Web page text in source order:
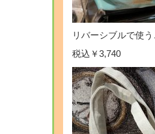
リバーシブルで使
税込￥3,740